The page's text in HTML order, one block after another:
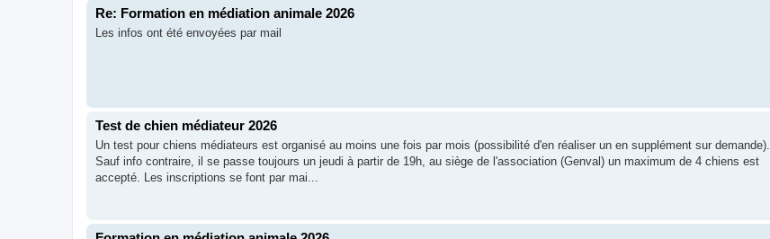
Re: Formation en médiation animale 2026
Les infos ont été envoyées par mail
Test de chien médiateur 2026
Un test pour chiens médiateurs est organisé au moins une fois par mois (possibilité d'en réaliser un en supplément sur demande).
Sauf info contraire, il se passe toujours un jeudi à partir de 19h, au siège de l'association (Genval) un maximum de 4 chiens est
accepté. Les inscriptions se font par mai...